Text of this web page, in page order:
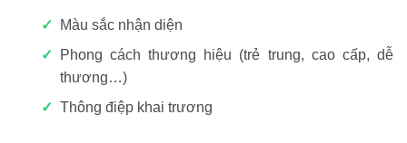
Màu sắc nhận diện
Phong cách thương hiệu (trẻ trung, cao cấp, dễ
thương…)
Thông điệp khai trương